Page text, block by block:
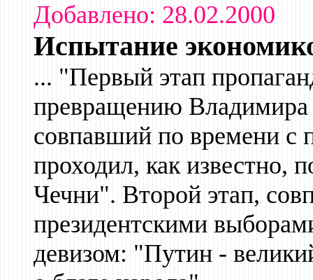
Добавлено: 28.02.2000
Испытание
... "Первый этап
превращению
совпавший по времени с
проходил, как известно,
Чечни". Второй этап,
президентскими
девизом: "Путин -